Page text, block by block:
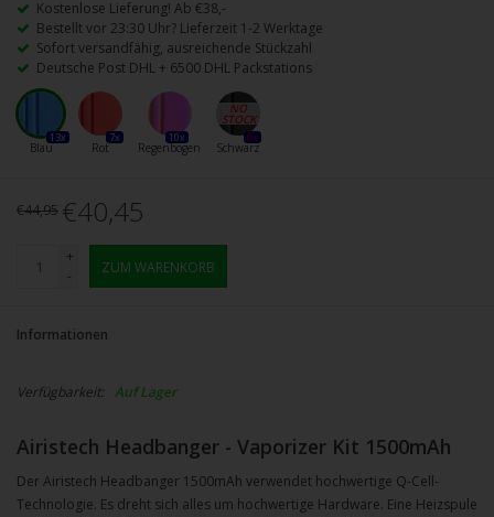
Kostenlose Lieferung! Ab €38,-
Bestellt vor 23:30 Uhr? Lieferzeit 1-2 Werktage
Sofort versandfähig, ausreichende Stückzahl
Deutsche Post DHL + 6500 DHL Packstations
13x
Blau
7x
Rot
10x
Regenbogen
0x
Schwarz
€44,95 €40,45
+
-
ZUM WARENKORB
Informationen
Verfügbarkeit: Auf Lager
Airistech Headbanger - Vaporizer Kit 1500mAh
Der Airistech Headbanger 1500mAh verwendet hochwertige Q-Cell-
Technologie. Es dreht sich alles um hochwertige Hardware. Eine Heizspule